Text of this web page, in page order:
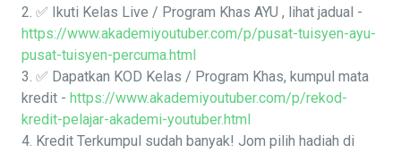
2. ✅ Ikuti Kelas Live / Program Khas AYU , lihat jadual -
https://www.akademiyoutuber.com/p/pusat-tuisyen-ayu-
pusat-tuisyen-percuma.html
3. ✅ Dapatkan KOD Kelas / Program Khas, kumpul mata
kredit - https://www.akademiyoutuber.com/p/rekod-
kredit-pelajar-akademi-youtuber.html
4. Kredit Terkumpul sudah banyak! Jom pilih hadiah di